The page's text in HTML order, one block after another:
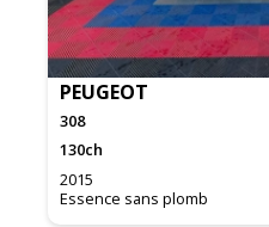
PEUGEOT
308
130ch
2015
Essence sans plomb